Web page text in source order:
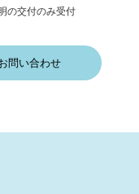
の交付のみ受付
問い合わせ